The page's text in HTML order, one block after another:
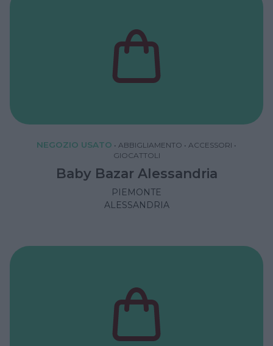
NEGOZIO USATO • ABBIGLIAMENTO • ACCESSORI •
GIOCATTOLI
Baby Bazar Alessandria
PIEMONTE
ALESSANDRIA